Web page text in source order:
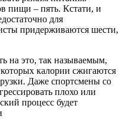
пищи – пять. Кстати, и
для
придерживаются шести,
на это, так называемым,
калории сжигаются
Даже спортсмены со
плохо или
процесс будет